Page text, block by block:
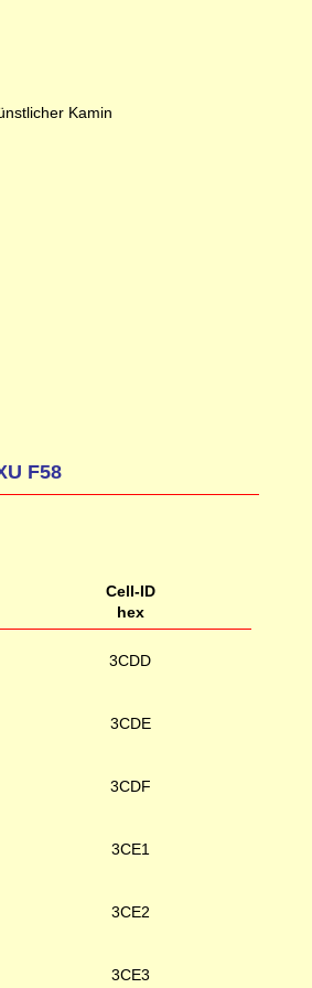
Kamin
F58
Cell-ID
hex
3CDD
3CDE
3CDF
3CE1
3CE2
3CE3